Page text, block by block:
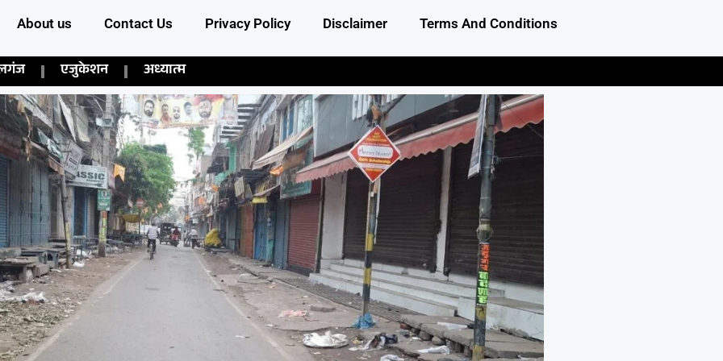
About us Contact Us Privacy Policy Disclaimer Terms And Conditions
एजुकेशन अध्यात्म